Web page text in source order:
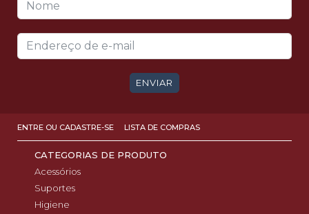
ENVIAR
ENTRE OU CADASTRE-SE LISTA DE COMPRAS
CATEGORIAS DE PRODUTO
Acessórios
Suportes
Higiene